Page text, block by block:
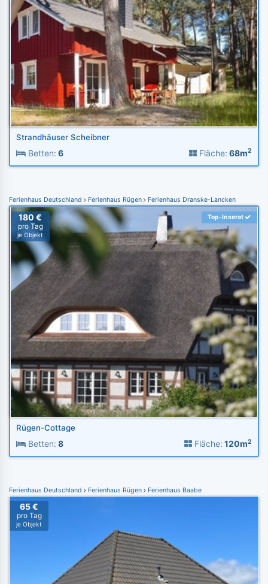
Strandhäuser Scheibner
Betten: 6 Fläche: 68m2
Ferienhaus Deutschland Ferienhaus Rügen Ferienhaus Dranske-Lancken
180 €
pro Tag
je Objekt
Top-Inserat
Rügen-Cottage
Betten: 8 Fläche: 120m2
Ferienhaus Deutschland Ferienhaus Rügen Ferienhaus Baabe
65 €
pro Tag
je Objekt